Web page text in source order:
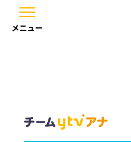
メニュー